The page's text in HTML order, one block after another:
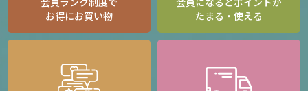
お得にお買い物
たまる・使える